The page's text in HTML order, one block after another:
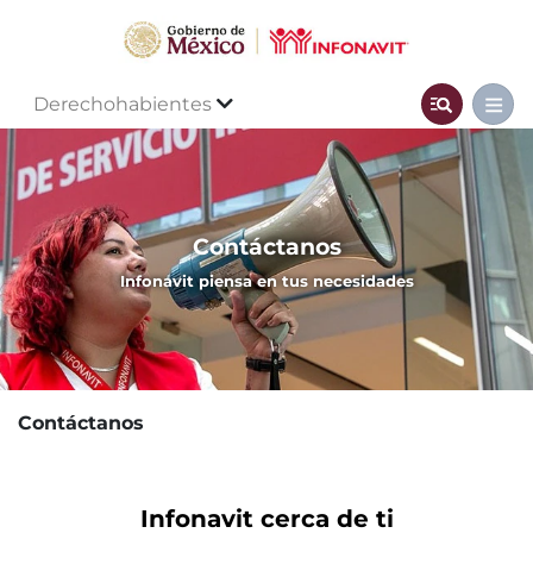
Derechohabientes
Contáctanos
Infonavit piensa en tus necesidades
Contáctanos
Infonavit cerca de ti